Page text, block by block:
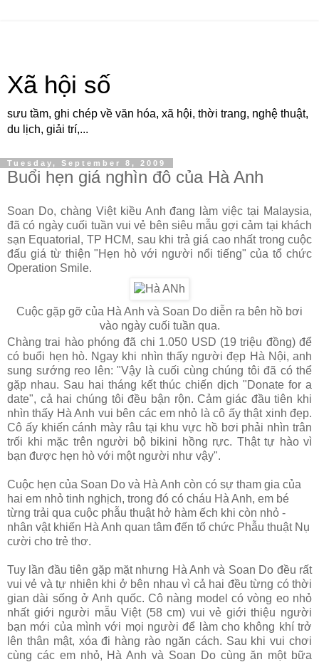
Xã hội số
sưu tầm, ghi chép về văn hóa, xã hội, thời trang, nghệ thuật,
du lịch, giải trí,...
Tuesday, September 8, 2009
Buổi hẹn giá nghìn đô của Hà Anh
Soan Do, chàng Việt kiều Anh đang làm việc tại Malaysia,
đã có ngày cuối tuần vui vẻ bên siêu mẫu gợi cảm tại khách
sạn Equatorial, TP HCM, sau khi trả giá cao nhất trong cuộc
đấu giá từ thiện "Hẹn hò với người nổi tiếng" của tổ chức
Operation Smile.
Cuộc gặp gỡ của Hà Anh và Soan Do diễn ra bên hồ bơi
vào ngày cuối tuần qua.
Chàng trai hào phóng đã chi 1.050 USD (19 triệu đồng) để
có buổi hẹn hò. Ngay khi nhìn thấy người đẹp Hà Nội, anh
sung sướng reo lên: "Vậy là cuối cùng chúng tôi đã có thể
gặp nhau. Sau hai tháng kết thúc chiến dịch "Donate for a
date", cả hai chúng tôi đều bận rộn. Cảm giác đầu tiên khi
nhìn thấy Hà Anh vui bên các em nhỏ là cô ấy thật xinh đẹp.
Cô ấy khiến cánh mày râu tại khu vực hồ bơi phải nhìn trân
trối khi mặc trên người bộ bikini hồng rực. Thật tự hào vì
bạn được hẹn hò với một người như vậy".
Cuộc hẹn của Soan Do và Hà Anh còn có sự tham gia của
hai em nhỏ tinh nghịch, trong đó có cháu Hà Anh, em bé
từng trải qua cuộc phẫu thuật hở hàm ếch khi còn nhỏ -
nhân vật khiến Hà Anh quan tâm đến tổ chức Phẫu thuật Nụ
cười cho trẻ thơ.
Tuy lần đầu tiên gặp mặt nhưng Hà Anh và Soan Do đều rất
vui vẻ và tự nhiên khi ở bên nhau vì cả hai đều từng có thời
gian dài sống ở Anh quốc. Cô nàng model có vòng eo nhỏ
nhất giới người mẫu Việt (58 cm) vui vẻ giới thiệu người
bạn mới của mình với mọi người để làm cho không khí trở
lên thân mật, xóa đi hàng rào ngăn cách. Sau khi vui chơi
cùng các em nhỏ, Hà Anh và Soan Do cùng ăn một bữa